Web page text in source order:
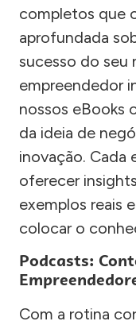
completos que
aprofundada
sucesso do seu
empreendedor
nossos eBooks
da ideia de
inovação. Cada
oferecer
exemplos reais
colocar o
Podcasts:
Com a rotina